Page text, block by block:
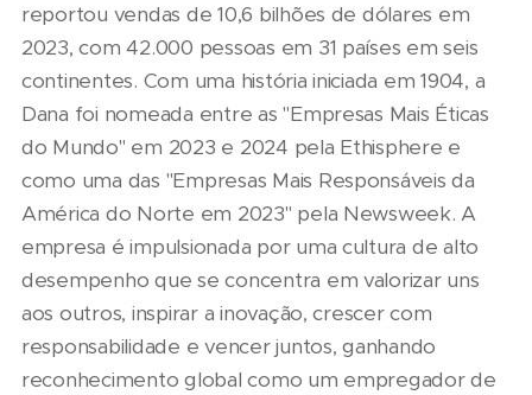
reportou vendas de 10,6 bilhões de dólares em
2023, com 42.000 pessoas em 31 países em seis
continentes. Com uma história iniciada em 1904, a
Dana foi nomeada entre as "Empresas Mais Éticas
do Mundo" em 2023 e 2024 pela Ethisphere e
como uma das "Empresas Mais Responsáveis da
América do Norte em 2023" pela Newsweek. A
empresa é impulsionada por uma cultura de alto
desempenho que se concentra em valorizar uns
aos outros, inspirar a inovação, crescer com
responsabilidade e vencer juntos, ganhando
reconhecimento global como um empregador de